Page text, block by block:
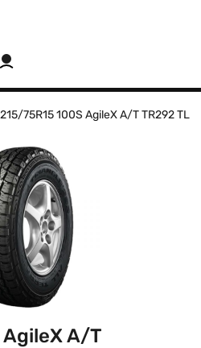
75R15 100S AgileX A/T TR292 TL
AgileX A/T